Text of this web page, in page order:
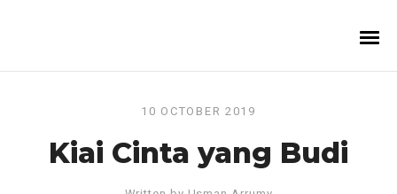
10 OCTOBER 2019
Kiai Cinta yang Budi